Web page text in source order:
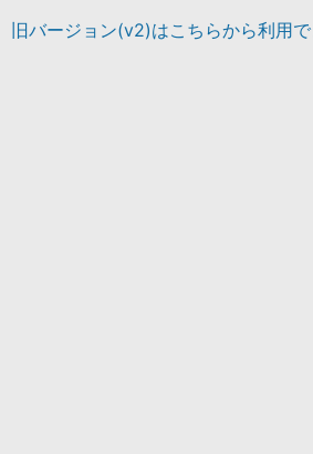
旧バージョン(v2)はこちらから利用で